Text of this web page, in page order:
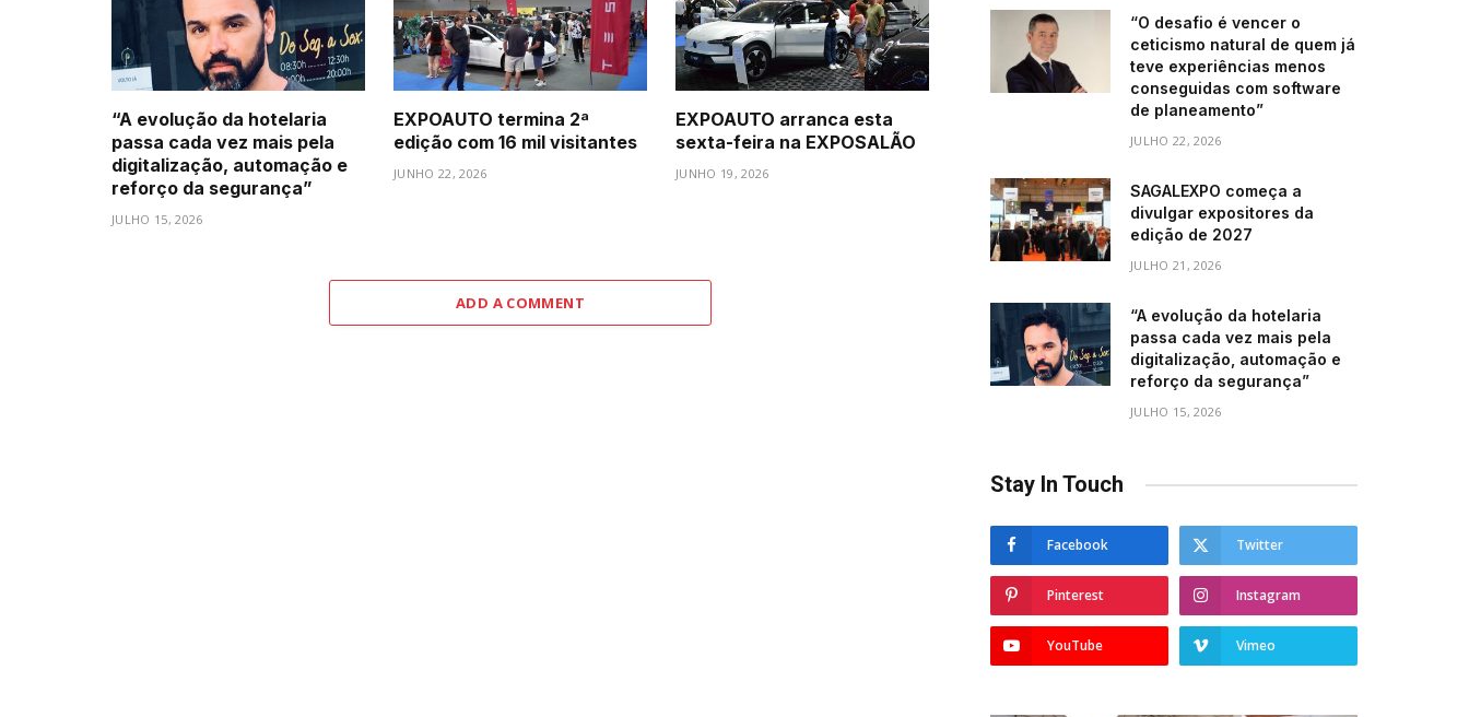
“A evolução da hotelaria
passa cada vez mais pela
digitalização, automação e
reforço da segurança”
JULHO 15, 2026
EXPOAUTO termina 2ª
edição com 16 mil visitantes
JUNHO 22, 2026
EXPOAUTO arranca esta
sexta-feira na EXPOSALÃO
JUNHO 19, 2026
ADD A COMMENT
“O desafio é vencer o
ceticismo natural de quem já
teve experiências menos
conseguidas com software
de planeamento”
JULHO 22, 2026
SAGALEXPO começa a
divulgar expositores da
edição de 2027
JULHO 21, 2026
“A evolução da hotelaria
passa cada vez mais pela
digitalização, automação e
reforço da segurança”
JULHO 15, 2026
Stay In Touch
Facebook Twitter
Pinterest Instagram
YouTube Vimeo